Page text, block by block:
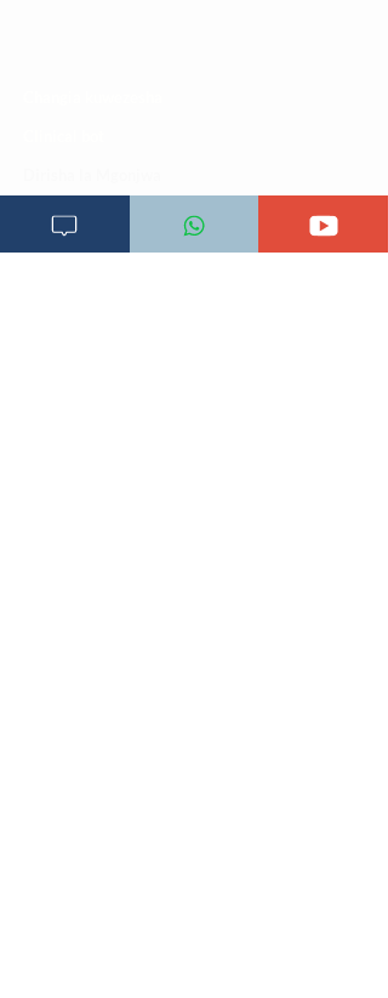
Dirisha la Daktari
Dodoso la matibabu